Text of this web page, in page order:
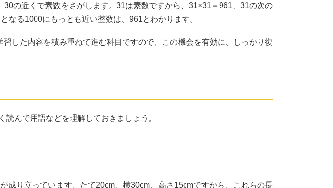
の近くで素数をさがします。31は素数ですから、31×31＝961、31の次の
なる1000にもっとも近い整数は、961とわかります。
した内容を積み重ねて進む科目ですので、この機会を有効に、しっかり復
んで用語などを理解しておきましょう。
成り立っています。たて20cm、横30cm、高さ15cmですから、これらの長